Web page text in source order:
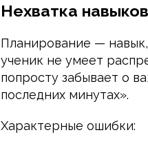
Нехватка
Планирование —
ученик не умеет
попросту забывает о
последних минутах».
Характерные ошибки: